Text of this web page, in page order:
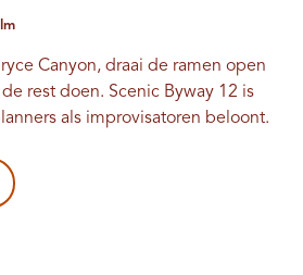
Canyon, draai de ramen open
rest doen. Scenic Byway 12 is
als improvisatoren beloont.